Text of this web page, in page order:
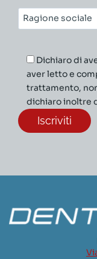
Ragione
sociale*
Dichiaro di
aver letto e
trattamento,
dichiaro inoltre